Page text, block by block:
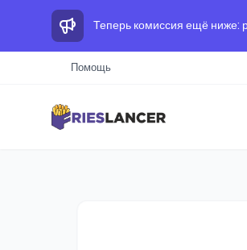
Теперь комиссия ещё ниже:
Помощь